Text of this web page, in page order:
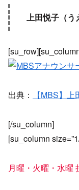
上田悦子（う
出典： 【MBS】
[/su_column]
[su_column
月曜・火曜・水曜